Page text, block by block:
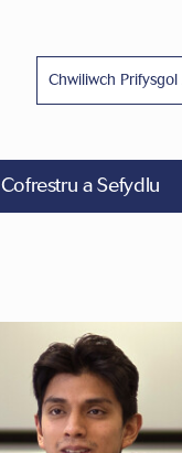
Cofrestru a Sefydlu